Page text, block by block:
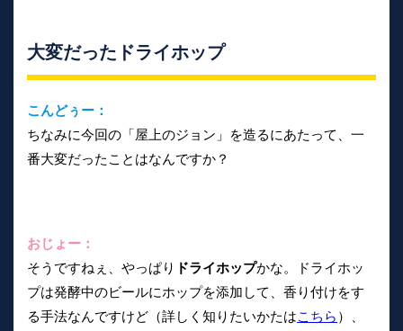
大変だったドライホップ
こんどぅー：
ちなみに今回の「屋上のジョン」を造るにあたって、一
番大変だったことはなんですか？
おじょー：
そうですねぇ、やっぱり ドライホップかな。ドライホッ
プは発酵中のビールにホップを添加して、香り付けをす
る手法なんですけど（詳しく知りたいかたはこちら ）、